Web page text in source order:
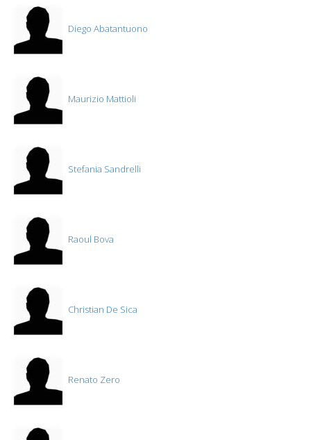
Diego Abatantuono
Maurizio Mattioli
Stefania Sandrelli
Raoul Bova
Christian De Sica
Renato Zero